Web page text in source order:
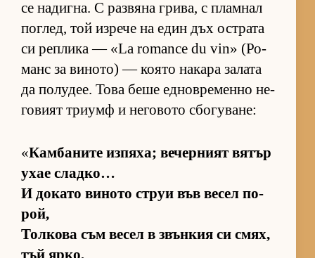
се на­диг­на. С раз­вяна гри­ва, с плам­нал
пог­лед, той из­рече на един дъх ос­т­рата
си реп­лика — «La romance du vin» (Ро­
манс за ви­но­то) — ко­ято на­кара за­лата
да по­лу­дее. Това беше ед­нов­ре­менно не­
го­вият три­умф и не­го­вото сбо­гу­ва­не:
«Кам­ба­ните из­пя­ха; ве­чер­ният вя­тър
ухае слад­ко…
И до­като ви­ното струи във ве­сел по­
рой,
Тол­кова съм ве­сел в звън­кия си смях,
тъй яр­ко,